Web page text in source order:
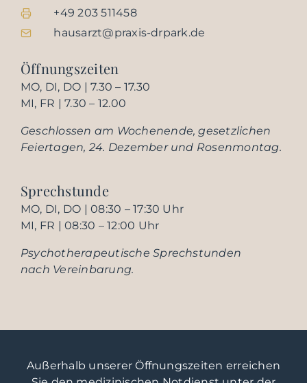
+49 203 511458
hausarzt@praxis-drpark.de
Öffnungszeiten
MO, DI, DO | 7.30 – 17.30
MI, FR | 7.30 – 12.00
Geschlossen am Wochenende, gesetzlichen
Feiertagen, 24. Dezember und Rosenmontag.
Sprechstunde
MO, DI, DO | 08:30 – 17:30 Uhr
MI, FR | 08:30 – 12:00 Uhr
Psychotherapeutische Sprechstunden
nach Vereinbarung.
Außerhalb unserer Öffnungszeiten erreichen